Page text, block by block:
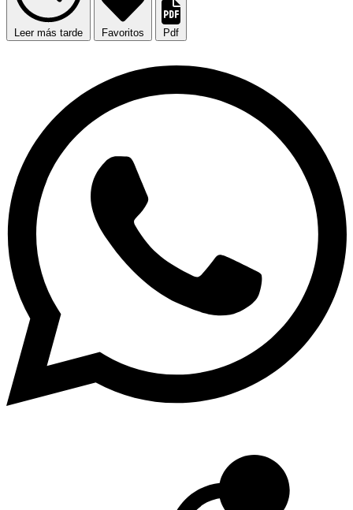
Leer más tarde Favoritos Pdf